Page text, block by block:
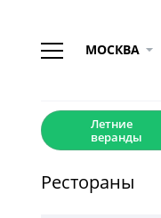
МОСКВА
Летние
веранды
Рестораны